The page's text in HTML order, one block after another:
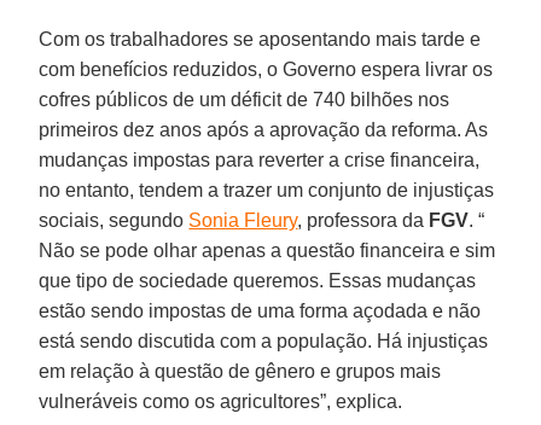
Com os trabalhadores se aposentando mais tarde e
com benefícios reduzidos, o Governo espera livrar os
cofres públicos de um déficit de 740 bilhões nos
primeiros dez anos após a aprovação da reforma. As
mudanças impostas para reverter a crise financeira,
no entanto, tendem a trazer um conjunto de injustiças
sociais, segundo Sonia Fleury, professora da FGV. “
Não se pode olhar apenas a questão financeira e sim
que tipo de sociedade queremos. Essas mudanças
estão sendo impostas de uma forma açodada e não
está sendo discutida com a população. Há injustiças
em relação à questão de gênero e grupos mais
vulneráveis como os agricultores”, explica.